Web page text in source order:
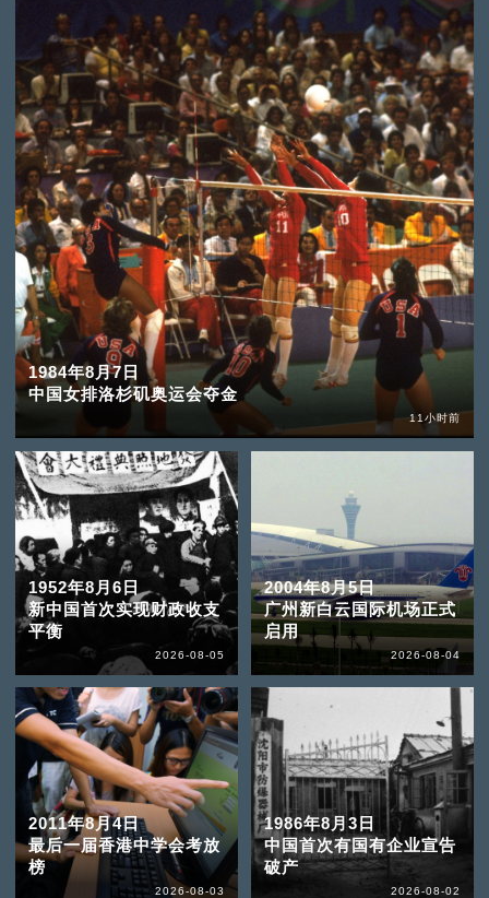
1984年8月7日
中国女排洛杉矶奥运会夺金
11小时前
1952年8月6日
新中国首次实现财政收支
平衡
2026-08-05
2004年8月5日
广州新白云国际机场正式
启用
2026-08-04
2011年8月4日
最后一届香港中学会考放
榜
2026-08-03
1986年8月3日
中国首次有国有企业宣告
破产
2026-08-02